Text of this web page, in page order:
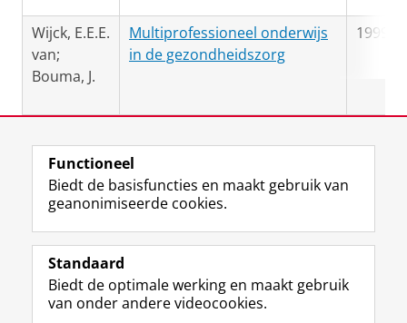
Wijck, E.E.E.
van;
Bouma, J.
Multiprofessioneel onderwijs
in de gezondheidszorg
1999
Laatst gewijzigd: 17 augustus 2020 15:04
Volg de RUG
F
a
e
b
L
i
k
e
R
S
-
f
I
n
t
Y
o
T
Studiekiezers
Functioneel
Biedt de basisfuncties en maakt gebruik van
geanonimiseerde cookies.
Standaard
Biedt de optimale werking en maakt gebruik
van onder andere videocookies.